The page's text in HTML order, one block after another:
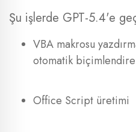
Şu işlerde GPT-5.4'e
VBA makrosu
otomatik
Office Script üretimi